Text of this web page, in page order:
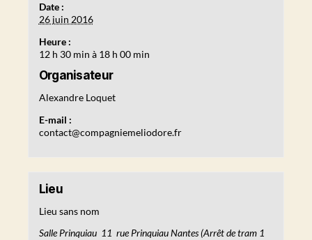
Date :
26 juin 2016
Heure :
12 h 30 min à 18 h 00 min
Organisateur
Alexandre Loquet
E-mail :
contact@compagniemeliodore.fr
Lieu
Lieu sans nom
Salle Prinquiau 11 rue Prinquiau Nantes (Arrêt de tram 1